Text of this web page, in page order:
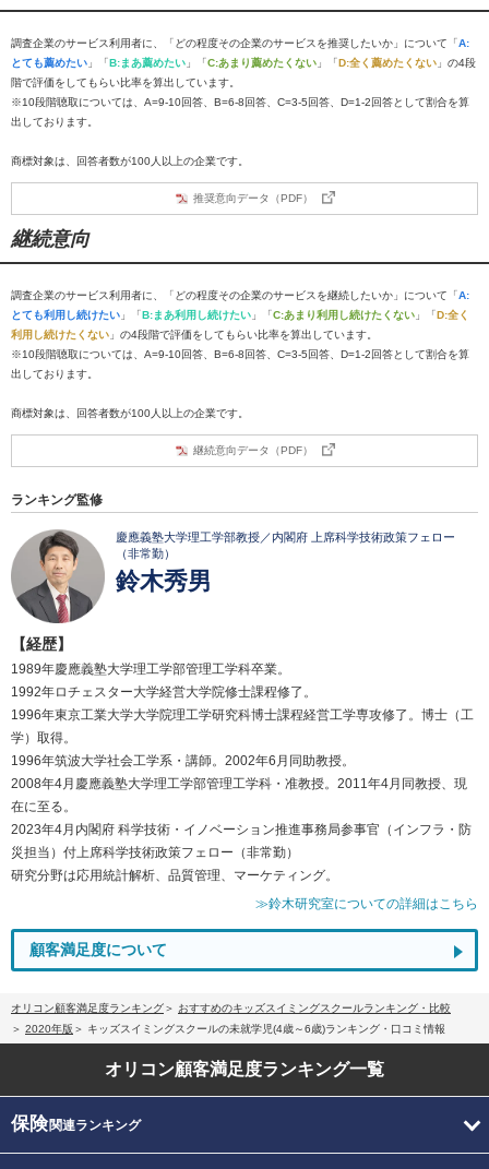
調査企業のサービス利用者に、「どの程度その企業のサービスを推奨したいか」について「A:
とても薦めたい 」「B:まあ薦めたい 」「C:あまり薦めたくない 」「D:全く薦めたくない 」の4段
階で評価をしてもらい比率を算出しています。
※10段階聴取については、A=9-10回答、B=6-8回答、C=3-5回答、D=1-2回答として割合を算
出しております。
商標対象は、回答者数が100人以上の企業です。
推奨意向データ（PDF）
継続意向
調査企業のサービス利用者に、「どの程度その企業のサービスを継続したいか」について「A:
とても利用し続けたい 」「B:まあ利用し続けたい 」「C:あまり利用し続けたくない 」「D:全く
利用し続けたくない 」の4段階で評価をしてもらい比率を算出しています。
※10段階聴取については、A=9-10回答、B=6-8回答、C=3-5回答、D=1-2回答として割合を算
出しております。
商標対象は、回答者数が100人以上の企業です。
継続意向データ（PDF）
ランキング監修
慶應義塾大学理工学部教授／内閣府 上席科学技術政策フェロー
（非常勤）
鈴木秀男
【経歴】
1989年慶應義塾大学理工学部管理工学科卒業。
1992年ロチェスター大学経営大学院修士課程修了。
1996年東京工業大学大学院理工学研究科博士課程経営工学専攻修了。博士（工
学）取得。
1996年筑波大学社会工学系・講師。2002年6月同助教授。
2008年4月慶應義塾大学理工学部管理工学科・准教授。2011年4月同教授、現
在に至る。
2023年4月内閣府 科学技術・イノベーション推進事務局参事官（インフラ・防
災担当）付上席科学技術政策フェロー（非常勤）
研究分野は応用統計解析、品質管理、マーケティング。
≫鈴木研究室についての詳細はこちら
顧客満足度について
オリコン顧客満足度ランキング
おすすめのキッズスイミングスクールランキング・比較
2020年版
キッズスイミングスクールの未就学児(4歳～6歳)ランキング・口コミ情報
オリコン顧客満足度ランキング一覧
保険関連ランキング